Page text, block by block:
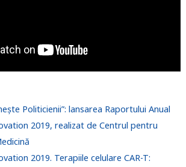
Politicienii”: lansarea Raportului Anual
2019, realizat de Centrul pentru
2019. Terapiile celulare CAR-T: